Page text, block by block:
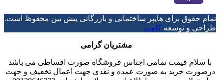
تمام حقوق برای هایپر ساختمانی و بازرگانی پیش بین محفوظ است.
طراحی و توسعه کاوت
مشتریان گرامی
با سلام قیمت تمامی اجناس فروشگاه صورت اقساطی می باشد
درصورت خرید به صورت عمده و نقدی جهت اعمال تخفیف و جهت